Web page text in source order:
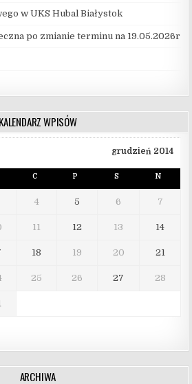
w UKS Hubal Białystok
po zmianie terminu na 19.05.2026r
KALENDARZ WPISÓW
grudzień 2014
C P S N
4 5 6 7
11 12 13 14
18 19 20 21
25 26 27 28
ARCHIWA